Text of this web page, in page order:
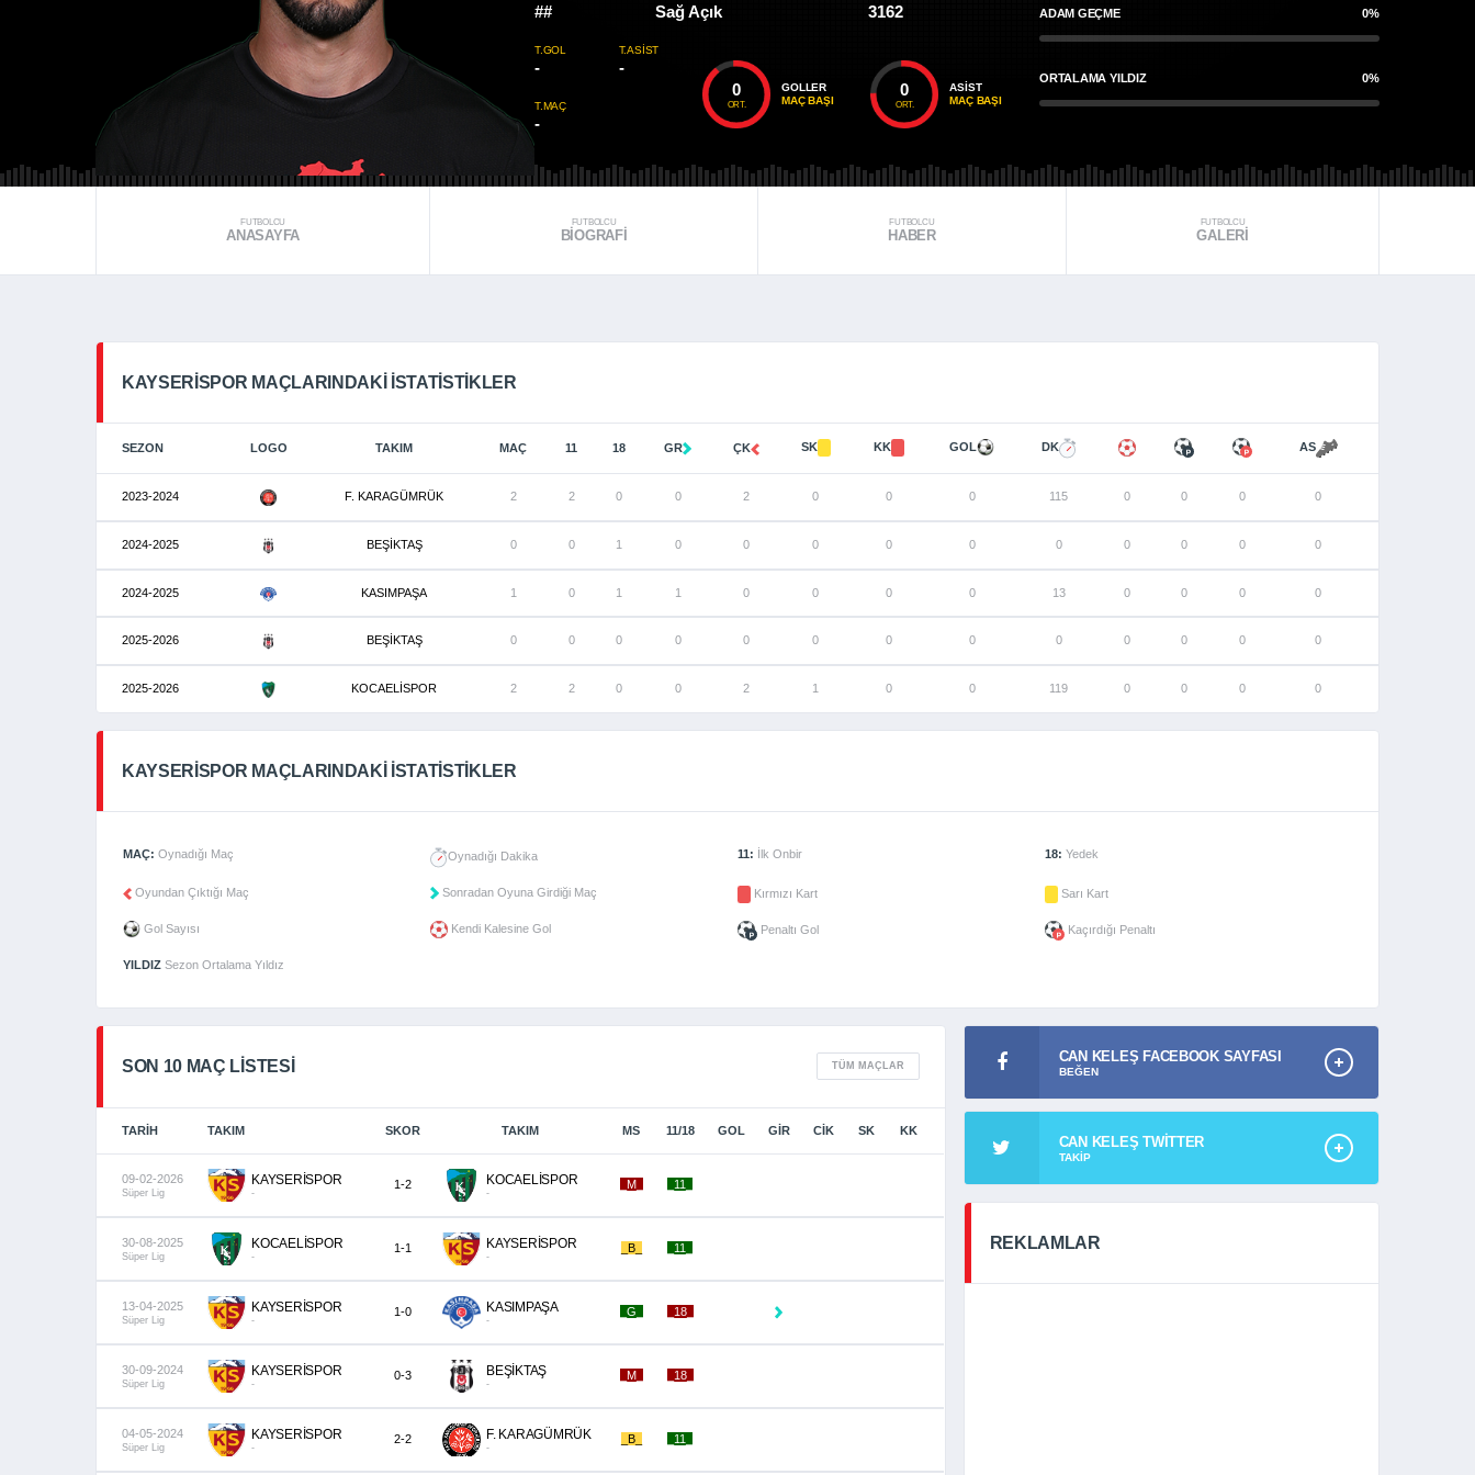
## Sağ Açık 3162
T.GOL
-
T.ASIST
-
T.MAÇ
-
0
ORT.
GOLLER
MAÇ BAŞI
0
ORT.
ASIST
MAÇ BAŞI
ADAM GEÇME 0%
ORTALAMA YILDIZ 0%
FUTBOLCU
ANASAYFA
FUTBOLCU
BIOGRAFI
FUTBOLCU
HABER
FUTBOLCU
GALERI
KAYSERISPOR MAÇLARINDAKI İSTATISTIKLER
SEZON LOGO TAKIM MAÇ 11 18 GR ÇK SK KK GOL DK AS
2023-2024 F. KARAGÜMRÜK 2 2 0 0 2 0 0 0 115 0 0 0 0
2024-2025 BEŞİKTAŞ 0 0 1 0 0 0 0 0 0 0 0 0 0
2024-2025 KASIMPAŞA 1 0 1 1 0 0 0 0 13 0 0 0 0
2025-2026 BEŞİKTAŞ 0 0 0 0 0 0 0 0 0 0 0 0 0
2025-2026 KOCAELİSPOR 2 2 0 0 2 1 0 0 119 0 0 0 0
KAYSERISPOR MAÇLARINDAKI İSTATISTIKLER
MAÇ: Oynadığı Maç Oynadığı Dakika 11: İlk Onbir 18: Yedek
Oyundan Çıktığı Maç Sonradan Oyuna Girdiği Maç Kırmızı Kart Sarı Kart
Gol Sayısı Kendi Kalesine Gol Penaltı Gol Kaçırdığı Penaltı
YILDIZ Sezon Ortalama Yıldız
SON 10 MAÇ LISTESI TÜM MAÇLAR
TARIH TAKIM SKOR TAKIM MS 11/18 GOL GİR CİK SK KK
09-02-2026
Süper Lig
KAYSERİSPOR
-
1-2 KOCAELİSPOR
-
_M_ _11_
30-08-2025
Süper Lig
KOCAELİSPOR
-
1-1 KAYSERİSPOR
-
_B_ _11_
13-04-2025
Süper Lig
KAYSERİSPOR
-
1-0 KASIMPAŞA
-
_G_ _18_
30-09-2024
Süper Lig
KAYSERİSPOR
-
0-3 BEŞİKTAŞ
-
_M_ _18_
04-05-2024
Süper Lig
KAYSERİSPOR
-
2-2 F. KARAGÜMRÜK
-
_B_ _11_
CAN KELEŞ FACEBOOK SAYFASI
BEĞEN
CAN KELEŞ TWITTER
TAKIP
REKLAMLAR